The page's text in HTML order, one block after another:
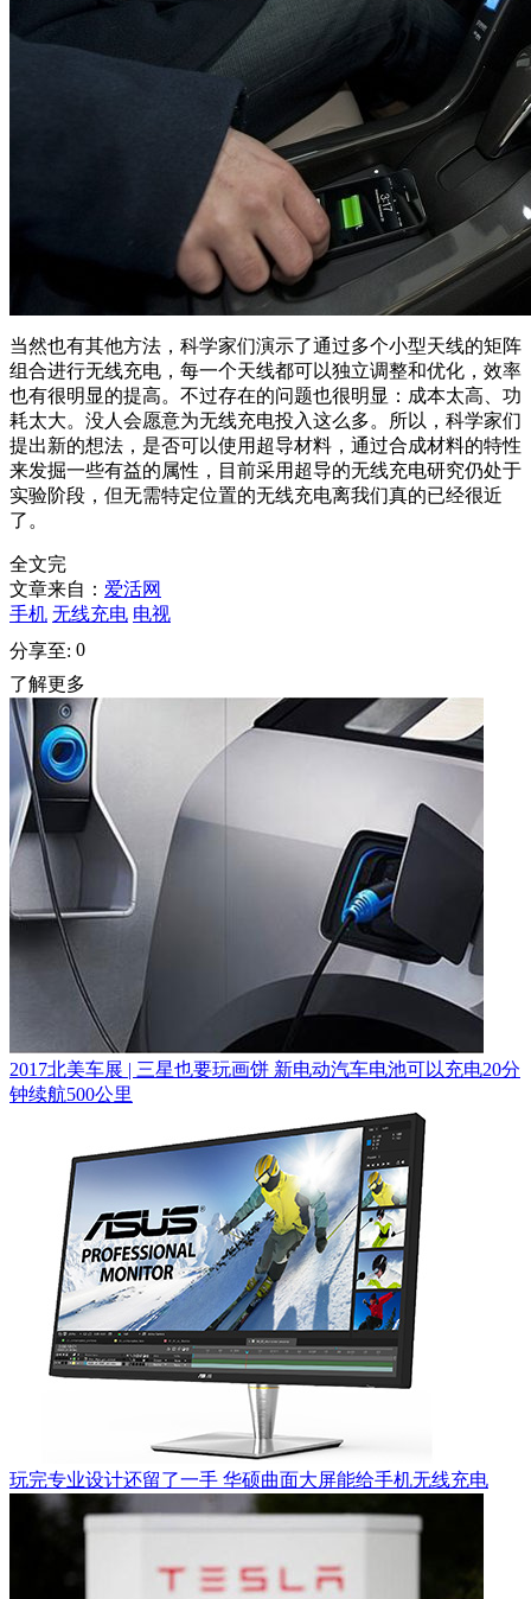
当然也有其他方法，科学家们演示了通过多个小型天线的矩阵
组合进行无线充电，每一个天线都可以独立调整和优化，效率
也有很明显的提高。不过存在的问题也很明显：成本太高、功
耗太大。没人会愿意为无线充电投入这么多。所以，科学家们
提出新的想法，是否可以使用超导材料，通过合成材料的特性
来发掘一些有益的属性，目前采用超导的无线充电研究仍处于
实验阶段，但无需特定位置的无线充电离我们真的已经很近
了。
全文完
文章来自： 爱活网
手机 无线充电 电视
分享至: 0
了解更多
2017北美车展 | 三星也要玩画饼 新电动汽车电池可以充电20分
钟续航500公里
玩完专业设计还留了一手 华硕曲面大屏能给手机无线充电